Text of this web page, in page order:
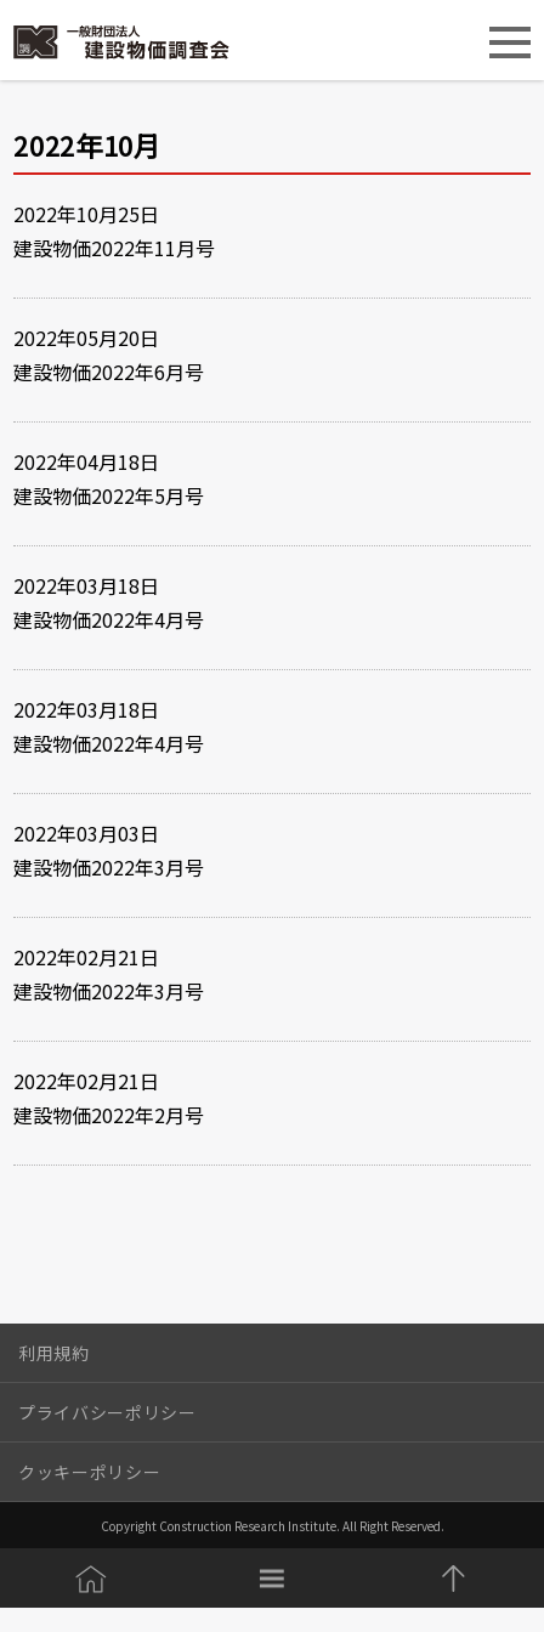
2022年10月
2022年10月25日
建設物価2022年11月号
2022年05月20日
建設物価2022年6月号
2022年04月18日
建設物価2022年5月号
2022年03月18日
建設物価2022年4月号
2022年03月18日
建設物価2022年4月号
2022年03月03日
建設物価2022年3月号
2022年02月21日
建設物価2022年3月号
2022年02月21日
建設物価2022年2月号
利用規約
プライバシーポリシー
クッキーポリシー
Copyright Construction Research Institute. All Right Reserved.